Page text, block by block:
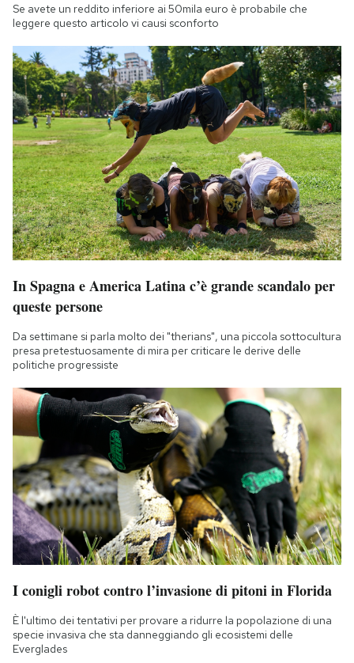
Se avete un reddito inferiore ai 50mila euro è probabile che
leggere questo articolo vi causi sconforto
In Spagna e America Latina c’è grande scandalo per
queste persone
Da settimane si parla molto dei "therians", una piccola sottocultura
presa pretestuosamente di mira per criticare le derive delle
politiche progressiste
I conigli robot contro l’invasione di pitoni in Florida
È l'ultimo dei tentativi per provare a ridurre la popolazione di una
specie invasiva che sta danneggiando gli ecosistemi delle
Everglades